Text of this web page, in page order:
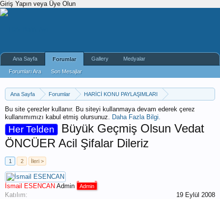
Giriş Yapın veya Üye Olun
Ana Sayfa Forumlar
HARİCİ KONU PAYLAŞIMLARI
HARİCİ KONULAR
HER TELDEN
Bu site çerezler kullanır. Bu siteyi kullanmaya devam ederek çerez
kullanımımızı kabul etmiş olursunuz. Daha Fazla Bilgi.
Her Telden
Büyük Geçmiş Olsun Vedat
ÖNCÜER Acil Şifalar Dileriz
1 2 İleri >
İsmail ESENCAN Admin Admin
Katılım:
19 Eylül 2008
Ana Sayfa Forumlar
Forumları Ara Son Mesajlar
Gallery Medyalar